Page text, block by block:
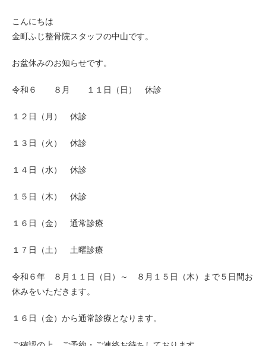
こんにちは
金町ふじ整骨院スタッフの中山です。
お盆休みのお知らせです。
令和６ ８月 １１日（日） 休診
１２日（月） 休診
１３日（火） 休診
１４日（水） 休診
１５日（木） 休診
１６日（金） 通常診療
１７日（土） 土曜診療
令和６年 ８月１１日（日）～ ８月１５日（木）まで５日間お
休みをいただきます。
１６日（金）から通常診療となります。